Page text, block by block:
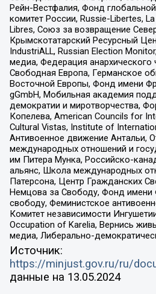
Рейн-Вестфалия, Фонд
комитет России, Russie-Libertes,
Libres, Союз за возвращение
Крымскотатарский Ресурсный
IndustriALL, Russian Election
медиа, Федерация анархического
Свободная Европа, Германское
Восточной Европы, Фонд имени
gGmbH, Мобильная академия
демократии и миротворчества,
Копелева, American Councils for
Cultural Vistas, Institute of
Антивоенное движение Антальи,
международных отношений и
им Питера Мунка, Российско-
альянс, Школа международных
Патерсона, Центр Гражданских
Немцова за Свободу, Фонд имени
свободу, Феминистское
Комитет независимости
Occupation of Karelia, Вернись
медиа, Либерально-
Источник:
https://minjust.gov.ru/ru/
данные на 13.05.2024